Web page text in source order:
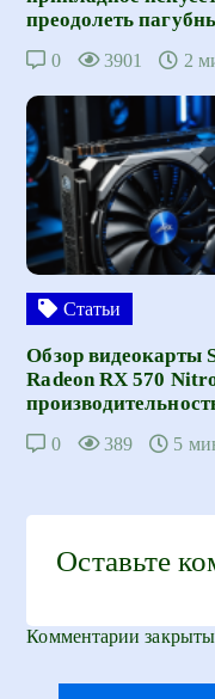
преодолеть
0 3901 2
Статьи
Обзор видеокарты
Radeon RX 570
0 389 5
Оставьте
Комментарии